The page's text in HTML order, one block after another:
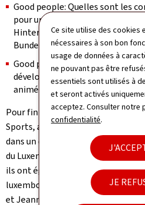
Ce site utilise des cookies
nécessaires à son bon
usage de données à
ne pouvant pas être
essentiels sont utilisés à
et seront activés
acceptez. Consulter notre
confidentialité.
JE
Good people: Quelles sont les
pour une politique sportive
Hinteregger et Emmanuel Praz
Bundesamt für Sport)
Good programs: Quelle est
développement du sport du
animé par Lena Dürpholdt (Stadt
Pour finir la journée, l'INAPS,
Sports, a invité les participants à
dans un contexte olympique, en
du Luxembourg au stade Jean
ils ont également pu rencontrer
luxembourgeois Sarah de Nutte,
et Jeanne Lehair.